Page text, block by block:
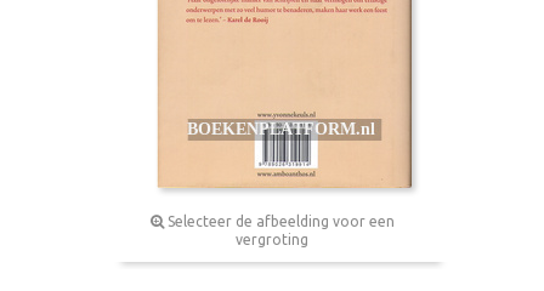
Selecteer de afbeelding voor een
vergroting